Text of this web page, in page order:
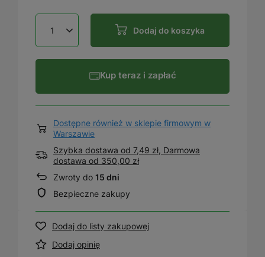
Dodaj do koszyka
Kup teraz i zapłać
Dostępne również w sklepie firmowym w
Warszawie
Szybka dostawa od 7,49 zł, Darmowa
dostawa od 350,00 zł
Zwroty do 15 dni
Bezpieczne zakupy
Dodaj do listy zakupowej
Dodaj opinię